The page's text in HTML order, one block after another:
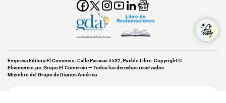
Miembro del Grupo de Diarios América
Empresa Editora El Comercio. Calle Paracas #532, Pueblo Libre. Copyright ©
Elcomercio.pe. Grupo El Comercio — Todos los derechos reservados
Miembro del Grupo de Diarios América